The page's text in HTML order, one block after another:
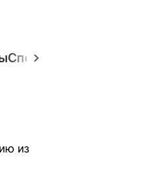
Спецпроекты
из